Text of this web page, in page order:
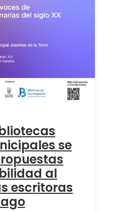
se
al
escritoras